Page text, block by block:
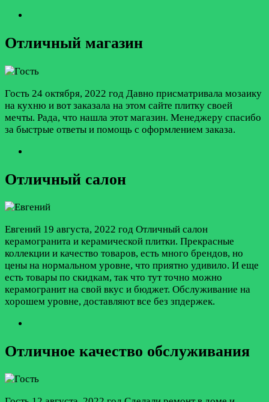
Отличный магазин
Гость 24 октября, 2022 год Давно присматривала мозаику
на кухню и вот заказала на этом сайте плитку своей
мечты. Рада, что нашла этот магазин. Менеджеру спасибо
за быстрые ответы и помощь с оформлением заказа.
Отличный салон
Евгений 19 августа, 2022 год Отличный салон
керамогранита и керамической плитки. Прекрасные
коллекции и качество товаров, есть много брендов, но
цены на нормальном уровне, что приятно удивило. И еще
есть товары по скидкам, так что тут точно можно
керамогранит на свой вкус и бюджет. Обслуживание на
хорошем уровне, доставляют все без зпдержек.
Отличное качество обслуживания